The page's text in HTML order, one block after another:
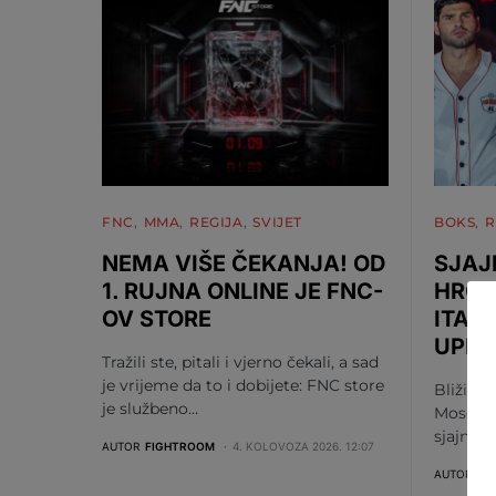
FNC MMA REGIJA SVIJET
NEMA VIŠE ČEKANJA! OD
1. RUJNA ONLINE JE FNC-
OV STORE
Tražili ste, pitali i vjerno čekali, a sad
je vrijeme da to i dobijete: FNC store
je službeno…
AUTOR FIGHTROOM 4. KOLOVOZA 2026. 12:07
BOKS
Bliži se
sjajna
AUTOR